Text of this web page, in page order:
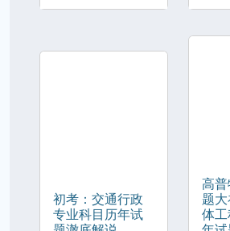
初考：交通行政
专业科目历年试
高
题
体